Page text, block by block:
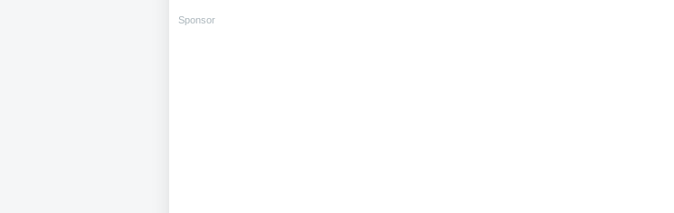
Sponsor